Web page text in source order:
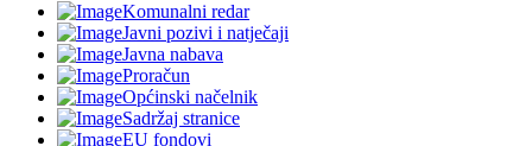
Komunalni redar
Javni pozivi i natječaji
Javna nabava
Proračun
Općinski načelnik
Sadržaj stranice
EU fondovi